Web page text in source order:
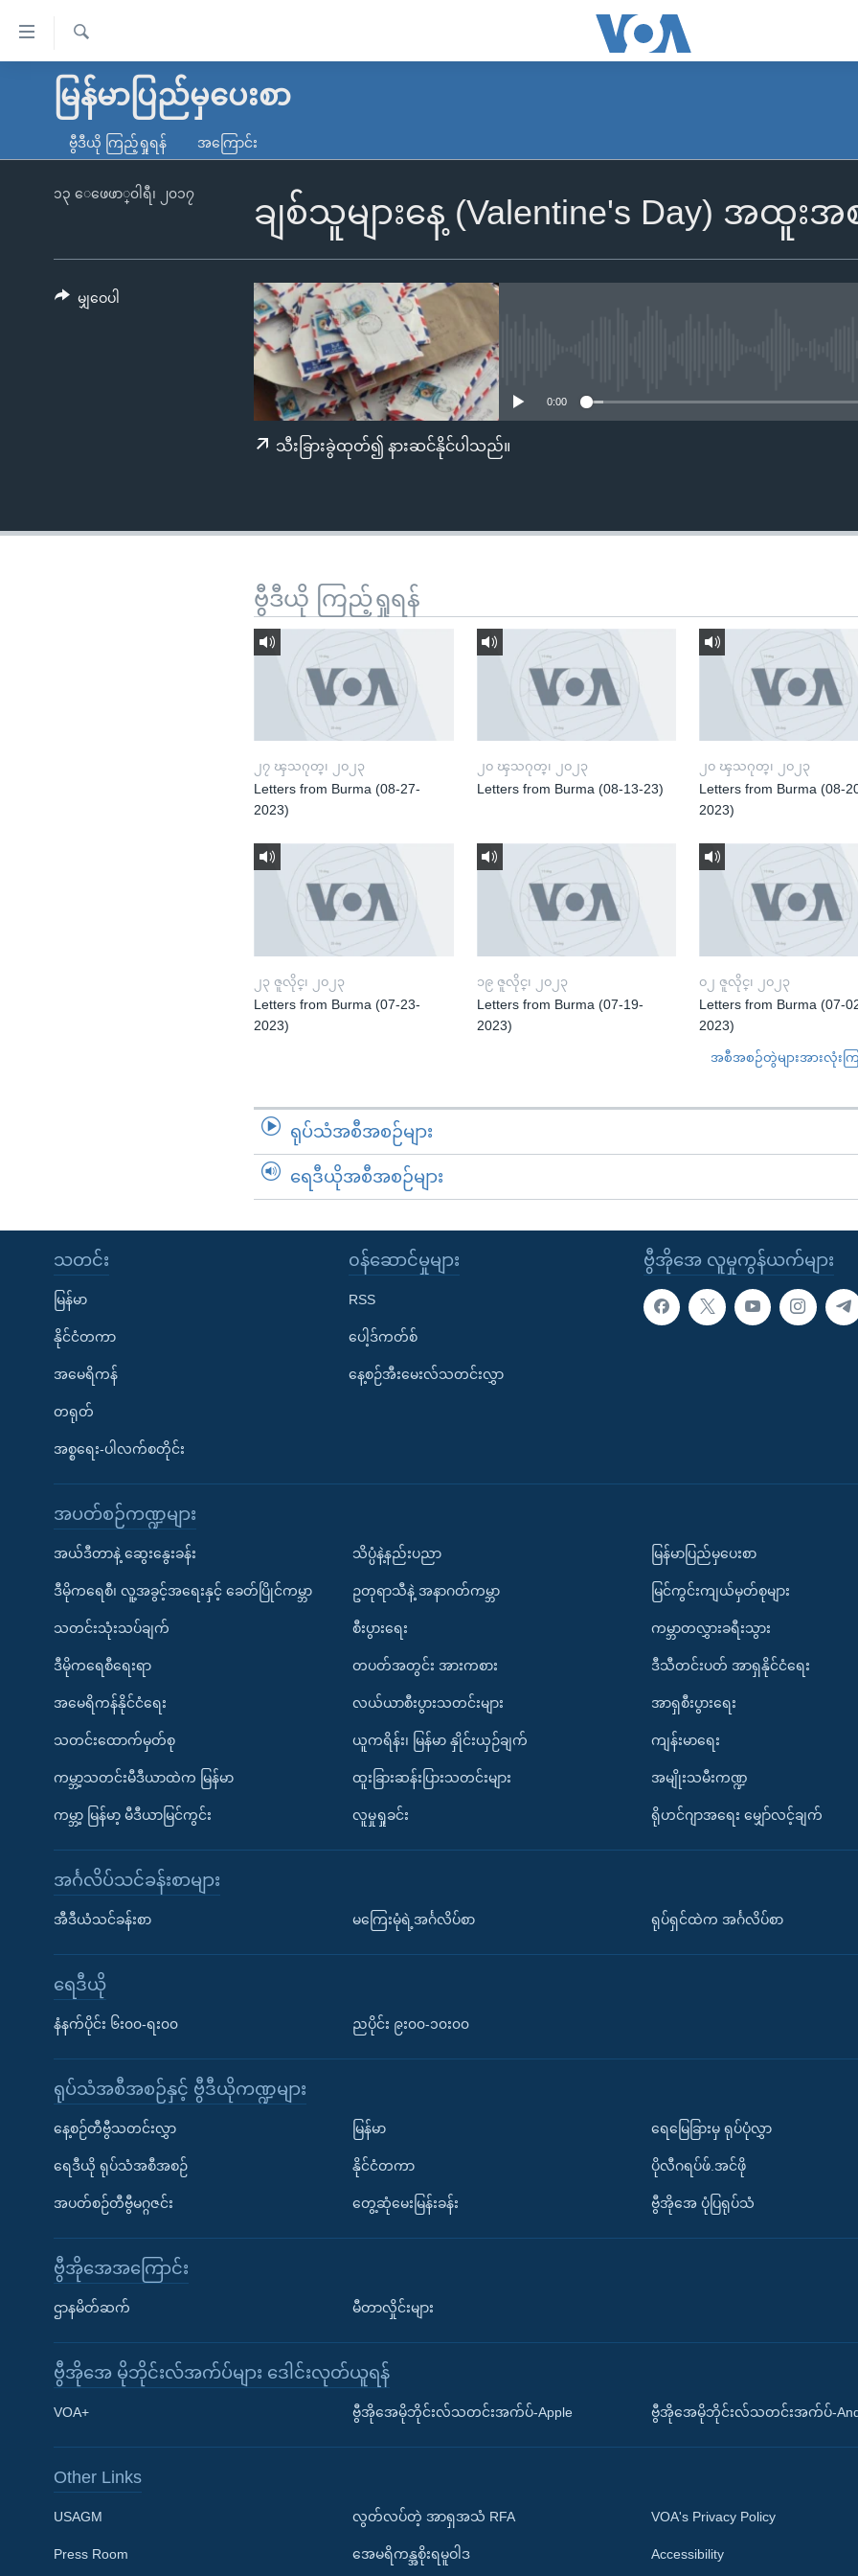
လွယ်ကူ
သည့်
ကျော်
မူလစာမျက်နှာ
ကမ္ဘာ့သတင်းများ
နိုင်ငံတကာ
တရုတ်
အစ္စရေး-ပါလက်စတိုင်း
ရပ်ဝန်းတခု လမ်းတခု အလွန်
အင်္ဂလိပ်စာလေ့လာမယ်
Learning English
ဘာသာစကားများ
ရှာဖွေ
ရ
လာ
မြန်မာပြည်မှပေးစာ
ဗွီဒီယို ကြည့်ရှုရန် အကြောင်း
ချစ်သူများနေ့ (Valentine's Day) အထူးအ
၁၃ ေဖေဖာ္၀ါရီ၊ ၂၀၁၇
0:00
သီးခြားခွဲထုတ်၍ နားဆင်နိုင်ပါသည်။
မျှဝေပါ
ဗွီဒီယို ကြည့်ရှုရန်
၂၇ ၾသဂုတ္၊ ၂၀၂၃
Letters from Burma (08-27-
2023)
၂၀ ၾသဂုတ္၊ ၂၀၂၃
Letters from Burma (08-13-23)
၂၀ ၾသဂုတ္၊ ၂၀၂၃
Letters from Burma (08-
2023)
၂၃ ဇူလိုင္၊ ၂၀၂၃
Letters from Burma (07-23-
2023)
၁၉ ဇူလိုင္၊ ၂၀၂၃
Letters from Burma (07-19-
2023)
၀၂ ဇူလိုင္၊ ၂၀၂၃
Letters from Burma (07-
2023)
အစီအစဉ်တွဲများအားလုံးက
ရုပ်သံအစီအစဉ်များ
ရေဒီယိုအစီအစဉ်များ
ဗွီအိုအေ လူမှုကွန်ယက်များ
သတင်း
မြန်မာ
နိုင်ငံတကာ
အမေရိကန်
တရုတ်
အစ္စရေး-ပါလက်စတိုင်း
၀န်ဆောင်မှုများ
RSS
ပေါ့ဒ်ကတ်စ်
နေ့စဉ်အီးမေးလ်သတင်းလွှာ
အပတ်စဉ်ကဏ္ဍများ
အယ်ဒီတာနဲ့ ဆွေးနွေးခန်း
ဒီမိုကရေစီ၊ လူ့အခွင့်အရေးနှင့် ခေတ်ပြိုင်ကမ္ဘာ
သတင်းသုံးသပ်ချက်
ဒီမိုကရေစီရေးရာ
အမေရိကန်နိုင်ငံရေး
သတင်းထောက်မှတ်စု
ကမ္ဘာ့သတင်းမီဒီယာထဲက မြန်မာ
ကမ္ဘာ့ မြန်မာ့ မီဒီယာမြင်ကွင်း
သိပ္ပံနဲ့နည်းပညာ
ဥတုရာသီနဲ့ အနာဂတ်ကမ္ဘာ
စီးပွားရေး
တပတ်အတွင်း အားကစား
လယ်ယာစီးပွားသတင်းများ
ယူကရိန်း၊ မြန်မာ နှိုင်းယှဉ်ချက်
ထူးခြားဆန်းပြားသတင်းများ
လူမှုရှုခင်း
မြန်မာပြည်မှပေးစာ
မြင်ကွင်းကျယ်မှတ်စုများ
ကမ္ဘာတလွှားခရီးသွား
ဒီသီတင်းပတ် အာရှနိုင်ငံရေး
အာရှစီးပွားရေး
ကျန်းမာရေး
အမျိုးသမီးကဏ္ဍ
ရိုဟင်ဂျာအရေး မျှော်လင့်ချက်
အင်္ဂလိပ်သင်ခန်းစာများ
အီဒီယံသင်ခန်းစာ မကြေးမုံရဲ့အင်္ဂလိပ်စာ ရုပ်ရှင်ထဲက အင်္ဂလိပ်စာ
ရေဒီယို
နံနက်ပိုင်း ၆း၀၀-ရး၀၀ ညပိုင်း ၉း၀၀-၁၀း၀၀
ရုပ်သံအစီအစဉ်နှင့် ဗွီဒီယိုကဏ္ဍများ
နေ့စဉ်တီဗွီသတင်းလွှာ
ရေဒီယို ရုပ်သံအစီအစဉ်
အပတ်စဉ်တီဗွီမဂ္ဂဇင်း
မြန်မာ
နိုင်ငံတကာ
တွေ့ဆုံမေးမြန်းခန်း
ရေမြေခြားမှ ရုပ်ပုံလွှာ
ပိုလီဂရပ်ဖ်.အင်ဖို
ဗွီအိုအေ ပုံပြရုပ်သံ
ဗွီအိုအေအကြောင်း
ဌာနမိတ်ဆက် မီတာလှိုင်းများ
ဗွီအိုအေ မိုဘိုင်းလ်အက်ပ်များ ဒေါင်းလုတ်ယူရန်
VOA+ ဗွီအိုအေမိုဘိုင်းလ်သတင်းအက်ပ်-Apple ဗွီအိုအေမိုဘိုင်းလ်သတင်းအက်ပ်-
Other Links
USAGM
Press Room
လွတ်လပ်တဲ့ အာရှအသံ RFA
အေမရိကန္အစိုးရမူဝါဒ
VOA's Privacy Policy
Accessibility